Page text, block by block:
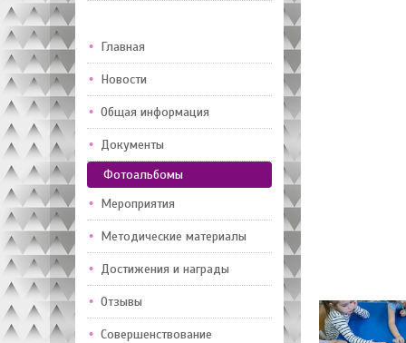
Главная
Новости
Общая информация
Документы
Фотоальбомы
Мероприятия
Методические материалы
Достижения и награды
Отзывы
Совершенствование